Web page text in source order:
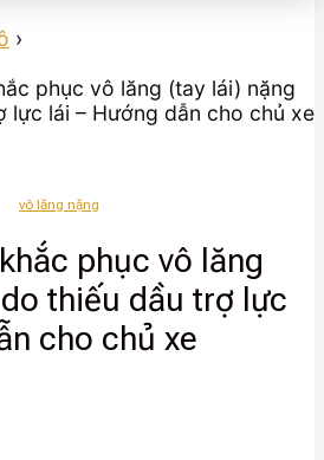
›
phục vô lăng (tay lái) nặng
lực lái – Hướng dẫn cho chủ xe
vô lăng nặng
phục vô lăng
thiếu dầu trợ lực
cho chủ xe